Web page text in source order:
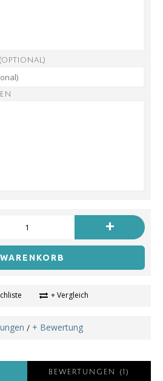
+
+ Vergleich
/ + Bewertung
BEWERTUNGEN (1)